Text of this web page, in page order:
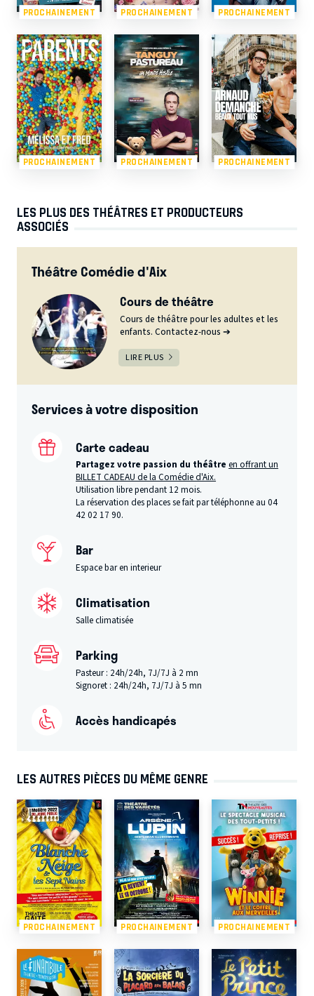
PROCHAINEMENT PROCHAINEMENT PROCHAINEMENT
PROCHAINEMENT PROCHAINEMENT PROCHAINEMENT
LES PLUS DES THÉÂTRES ET PRODUCTEURS
ASSOCIÉS
Théâtre Comédie d'Aix
Cours de théâtre
Cours de théâtre pour les adultes et les
enfants. Contactez-nous ➔
LIRE PLUS
Services à votre disposition
Carte cadeau
Partagez votre passion du théâtre en offrant un
BILLET CADEAU de la Comédie d'Aix.
Utilisation libre pendant 12 mois.
La réservation des places se fait par téléphonne au 04
42 02 17 90.
Bar
Espace bar en interieur
Climatisation
Salle climatisée
Parking
Pasteur : 24h/24h, 7J/7J à 2 mn
Signoret : 24h/24h, 7J/7J à 5 mn
Accès handicapés
LES AUTRES PIÈCES DU MÊME GENRE
PROCHAINEMENT PROCHAINEMENT PROCHAINEMENT